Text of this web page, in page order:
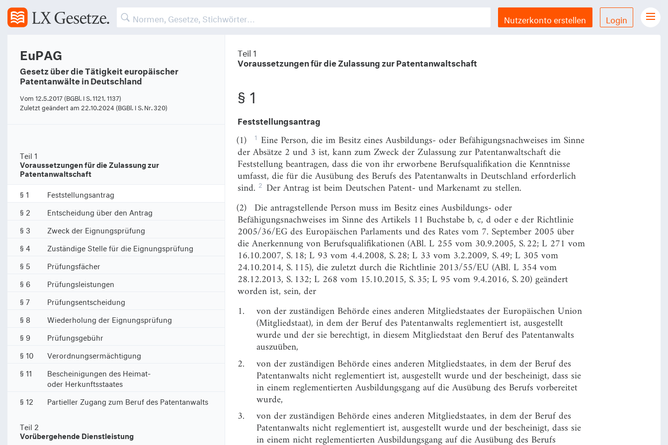
Nutzerkonto erstellen Login
Gesetze Übersicht
Datenschutzerklärung
Allgemeine Geschäftsbedingungen
Impressum
EuPAG
Gesetz über die Tätigkeit europäischer
Patentanwälte in Deutschland
Vom 12.5.2017 (BGBl. I S. 1121, 1137)
Zuletzt geändert am 22.10.2024 (BGBl. I S. Nr. 320)
Teil 1
Voraussetzungen für die Zulassung zur
Patentanwaltschaft
§ 1
Feststellungsantrag
§ 2
Entscheidung über den Antrag
§ 3
Zweck der Eignungsprüfung
§ 4
Zuständige Stelle für die Eignungsprüfung
§ 5
Prüfungsfächer
§ 6
Prüfungsleistungen
§ 7
Prüfungsentscheidung
§ 8
Wiederholung der Eignungsprüfung
§ 9
Prüfungsgebühr
§ 10
Verordnungsermächtigung
§ 11
Bescheinigungen des Heimat-
oder Herkunftsstaates
§ 12
Partieller Zugang zum Beruf des Patentanwalts
Teil 2
Vorübergehende Dienstleistung
Teil 1
Voraussetzungen für die Zulassung zur Patentanwaltschaft
§ 1
Feststellungsantrag
(1) 1 Eine Person, die im Besitz eines Ausbildungs- oder Befähigungsnachweises im Sinne
der Absätze 2 und 3 ist, kann zum Zweck der Zulassung zur Patentanwaltschaft die
Feststellung beantragen, dass die von ihr erworbene Berufsqualifikation die Kenntnisse
umfasst, die für die Ausübung des Berufs des Patentanwalts in Deutschland erforderlich
sind. 2 Der Antrag ist beim Deutschen Patent- und Markenamt zu stellen.
(2) Die antragstellende Person muss im Besitz eines Ausbildungs- oder
Befähigungsnachweises im Sinne des Artikels 11 Buchstabe b, c, d oder e der Richtlinie
2005/36/EG des Europäischen Parlaments und des Rates vom 7. September 2005 über
die Anerkennung von Berufsqualifikationen (ABl. L 255 vom 30.9.2005, S. 22; L 271 vom
16.10.2007, S. 18; L 93 vom 4.4.2008, S. 28; L 33 vom 3.2.2009, S. 49; L 305 vom
24.10.2014, S. 115), die zuletzt durch die Richtlinie 2013/55/EU (ABl. L 354 vom
28.12.2013, S. 132; L 268 vom 15.10.2015, S. 35; L 95 vom 9.4.2016, S. 20) geändert
worden ist, sein, der
1.
von der zuständigen Behörde eines anderen Mitgliedstaates der Europäischen Union
(Mitgliedstaat), in dem der Beruf des Patentanwalts reglementiert ist, ausgestellt
wurde und der sie berechtigt, in diesem Mitgliedstaat den Beruf des Patentanwalts
auszuüben,
2.
von der zuständigen Behörde eines anderen Mitgliedstaates, in dem der Beruf des
Patentanwalts nicht reglementiert ist, ausgestellt wurde und der bescheinigt, dass sie
in einem reglementierten Ausbildungsgang auf die Ausübung des Berufs vorbereitet
wurde,
3.
von der zuständigen Behörde eines anderen Mitgliedstaates, in dem der Beruf des
Patentanwalts nicht reglementiert ist, ausgestellt wurde und der bescheinigt, dass sie
in einem nicht reglementierten Ausbildungsgang auf die Ausübung des Berufs